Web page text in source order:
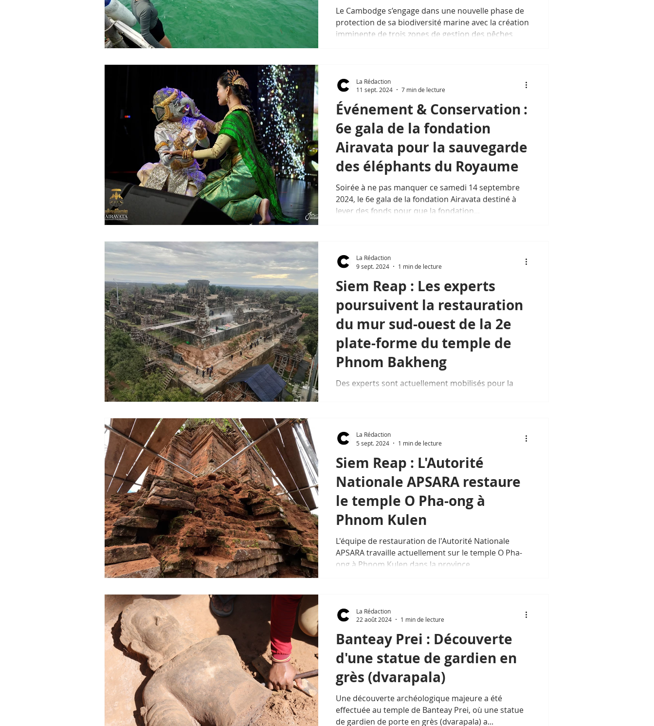
Le Cambodge s’engage dans une nouvelle phase de
protection de sa biodiversité marine avec la création
imminente de trois zones de gestion des pêches
Événement & Conservation :
6e gala de la fondation
Airavata pour la sauvegarde
des éléphants du Royaume
Soirée à ne pas manquer ce samedi 14 septembre
2024, le 6e gala de la fondation Airavata destiné à
lever des fonds pour que la fondation...
La Rédaction
11 sept. 2024
7 min de lecture
Siem Reap : Les experts
poursuivent la restauration
du mur sud-ouest de la 2e
plate-forme du temple de
Phnom Bakheng
Des experts sont actuellement mobilisés pour la
La Rédaction
9 sept. 2024
1 min de lecture
Siem Reap : L'Autorité
Nationale APSARA restaure
le temple O Pha-ong à
Phnom Kulen
L'équipe de restauration de l'Autorité Nationale
APSARA travaille actuellement sur le temple O Pha-
ong à Phnom Kulen dans la province...
La Rédaction
5 sept. 2024
1 min de lecture
Banteay Prei : Découverte
d'une statue de gardien en
grès (dvarapala)
Une découverte archéologique majeure a été
effectuée au temple de Banteay Prei, où une statue
de gardien de porte en grès (dvarapala) a...
La Rédaction
22 août 2024
1 min de lecture